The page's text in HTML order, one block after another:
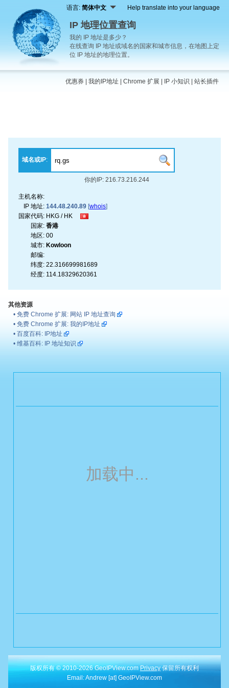
语言: 简体中文 Help translate into your language
IP 地理位置查询
我的 IP 地址是多少？
在线查询 IP 地址或域名的国家和城市信息，在地图上定
位 IP 地址的地理位置。
优惠券 我的IP地址 Chrome 扩展 IP 小知识 站长插件
域名或IP:
你的IP: 216.73.216.244
主机名称:
IP 地址: 144.48.240.89 [whois]
国家代码: HKG / HK
国家: 香港
地区: 00
城市: Kowloon
邮编:
纬度: 22.316699981689
经度: 114.18329620361
其他资源
• 免费 Chrome 扩展: 网站 IP 地址查询
• 免费 Chrome 扩展: 我的IP地址
• 百度百科: IP地址
• 维基百科: IP 地址知识
加载中...
版权所有 © 2010-2026 GeoIPView.comPrivacy保留所有权利
Email: Andrew [at] GeoIPView.com